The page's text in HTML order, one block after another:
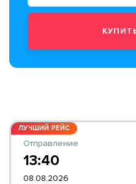
ЛУЧШИЙ РЕЙС
Отправление
13:40
08.08.2026